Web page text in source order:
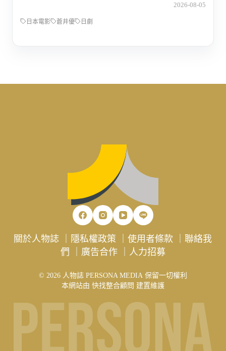
2026-08-05
日本電影 蒼井優 日劇
關於人物誌 隱私權政策 ｜使用者條款 ｜聯絡我
們
廣告合作｜ 人力招募
© 2026 人物誌 PERSONA MEDIA 保留一切權利
本網站由 快找整合顧問 建置維護